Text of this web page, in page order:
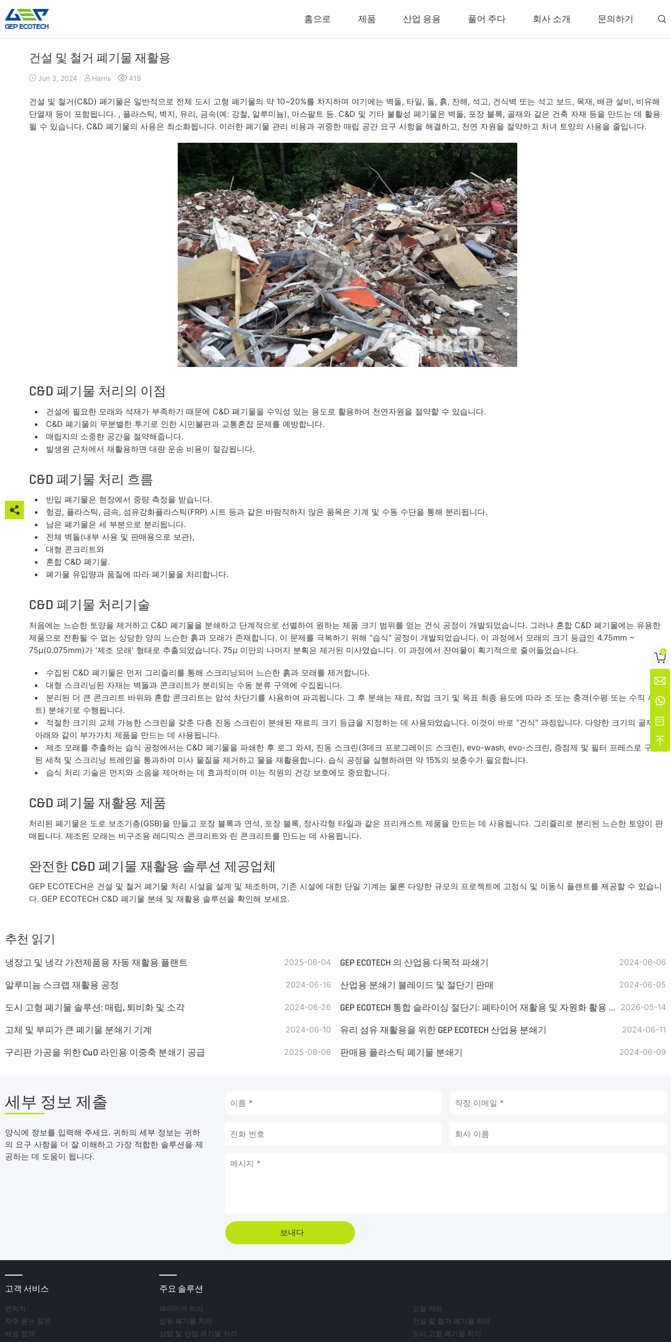
홈으로 제품
슈레더 기계
이중 샤프트 슈레더
단일 샤프트 슈레더
4축 슈레더
사전 파쇄기는
크러셔 기계
턱 크러셔
임팩트 크러셔
콘 크러셔
RDF 펠릿 기계
범용 과립기
고무 그라인더
이동식 파쇄기 플랜트
모바일 크러셔 플랜트
고무 분쇄 유닛
이동식 열분해 플랜트
와전류 분리기
자기 분리기
타이어 래스퍼
산업 응용 풀어 주다 회사 소개 문의하기 
건설 및 철거 폐기물 재활용
Jun 3, 2024 Harris 419
건설 및 철거(C&D) 폐기물은 일반적으로 전체 도시 고형 폐기물의 약 10~20%를 차지하며 여기에는 벽돌, 타일, 돌, 흙, 잔해, 석고, 건식벽 또는 석고 보드, 목재, 배관 설비, 비유해
단열재 등이 포함됩니다. , 플라스틱, 벽지, 유리, 금속(예: 강철, 알루미늄), 아스팔트 등. C&D 및 기타 불활성 폐기물은 벽돌, 포장 블록, 골재와 같은 건축 자재 등을 만드는 데 활용
될 수 있습니다. C&D 폐기물의 사용은 최소화됩니다. 이러한 폐기물 관리 비용과 귀중한 매립 공간 요구 사항을 해결하고, 천연 자원을 절약하고 처녀 토양의 사용을 줄입니다.
C&D 폐기물 처리의 이점
건설에 필요한 모래와 석재가 부족하기 때문에 C&D 폐기물을 수익성 있는 용도로 활용하여 천연자원을 절약할 수 있습니다.
C&D 폐기물의 무분별한 투기로 인한 시민불편과 교통혼잡 문제를 예방합니다.
매립지의 소중한 공간을 절약해줍니다.
발생원 근처에서 재활용하면 대량 운송 비용이 절감됩니다.
C&D 폐기물 처리 흐름
반입 폐기물은 현장에서 중량 측정을 받습니다.
헝겊, 플라스틱, 금속, 섬유강화플라스틱(FRP) 시트 등과 같은 바람직하지 않은 품목은 기계 및 수동 수단을 통해 분리됩니다.
남은 폐기물은 세 부분으로 분리됩니다.
전체 벽돌(내부 사용 및 판매용으로 보관),
대형 콘크리트와
혼합 C&D 폐기물.
폐기물 유입량과 품질에 따라 폐기물을 처리합니다.
C&D 폐기물 처리기술
처음에는 느슨한 토양을 제거하고 C&D 폐기물을 분쇄하고 단계적으로 선별하여 원하는 제품 크기 범위를 얻는 건식 공정이 개발되었습니다. 그러나 혼합 C&D 폐기물에는 유용한
제품으로 전환될 수 없는 상당한 양의 느슨한 흙과 모래가 존재합니다. 이 문제를 극복하기 위해 "습식" 공정이 개발되었습니다. 이 과정에서 모래의 크기 등급인 4.75mm ~
75μ(0.075mm)가 '제조 모래' 형태로 추출되었습니다. 75μ 미만의 나머지 분획은 제거된 미사였습니다. 이 과정에서 잔여물이 획기적으로 줄어들었습니다.
수집된 C&D 폐기물은 먼저 그리즐리를 통해 스크리닝되어 느슨한 흙과 모래를 제거합니다.
대형 스크리닝된 자재는 벽돌과 콘크리트가 분리되는 수동 분류 구역에 수집됩니다.
분리된 더 큰 콘크리트 바위와 혼합 콘크리트는 암석 차단기를 사용하여 파괴됩니다. 그 후 분쇄는 재료, 작업 크기 및 목표 최종 용도에 따라 조 또는 충격(수평 또는 수직 샤프
트) 분쇄기로 수행됩니다.
적절한 크기의 교체 가능한 스크린을 갖춘 다층 진동 스크린이 분쇄된 재료의 크기 등급을 지정하는 데 사용되었습니다. 이것이 바로 "건식" 과정입니다. 다양한 크기의 골재는
아래와 같이 부가가치 제품을 만드는 데 사용됩니다.
제조 모래를 추출하는 습식 공정에서는 C&D 폐기물을 파쇄한 후 로그 와셔, 진동 스크린(3데크 프로그레이드 스크린), evo-wash, evo-스크린, 증점제 및 필터 프레스로 구성
된 세척 및 스크리닝 트레인을 통과하여 미사 물질을 제거하고 물을 재활용합니다. 습식 공정을 실행하려면 약 15%의 보충수가 필요합니다.
습식 처리 기술은 먼지와 소음을 제어하는 데 효과적이며 이는 직원의 건강 보호에도 중요합니다.
C&D 폐기물 재활용 제품
처리된 폐기물은 도로 보조기층(GSB)을 만들고 포장 블록과 연석, 포장 블록, 정사각형 타일과 같은 프리캐스트 제품을 만드는 데 사용됩니다. 그리즐리로 분리된 느슨한 토양이 판
매됩니다. 제조된 모래는 비구조용 레디믹스 콘크리트와 린 콘크리트를 만드는 데 사용됩니다.
완전한 C&D 폐기물 재활용 솔루션 제공업체
GEP ECOTECH은 건설 및 철거 폐기물 처리 시설을 설계 및 제조하며, 기존 시설에 대한 단일 기계는 물론 다양한 규모의 프로젝트에 고정식 및 이동식 플랜트를 제공할 수 있습니
다. GEP ECOTECH C&D 폐기물 분쇄 및 재활용 솔루션을 확인해 보세요.

추천 읽기
냉장고 및 냉각 가전제품용 자동 재활용 플랜트 2025-06-04 GEP ECOTECH 의 산업용 다목적 파쇄기 2024-06-06
알루미늄 스크랩 재활용 공정 2024-06-16 산업용 분쇄기 블레이드 및 절단기 판매 2024-06-05
도시 고형 폐기물 솔루션: 매립, 퇴비화 및 소각 2024-06-26 GEP ECOTECH 통합 슬라이싱 절단기: 폐타이어 재활용 및 자원화 활용 지원 2026-05-14
고체 및 부피가 큰 폐기물 분쇄기 기계 2024-06-10 유리 섬유 재활용을 위한 GEP ECOTECH 산업용 분쇄기 2024-06-11
구리판 가공을 위한 CuO 라인용 이중축 분쇄기 공급 2025-08-06 판매용 플라스틱 폐기물 분쇄기 2024-06-09
세부 정보 제출
양식에 정보를 입력해 주세요. 귀하의 세부 정보는 귀하
의 요구 사항을 더 잘 이해하고 가장 적합한 솔루션을 제
공하는 데 도움이 됩니다.
보내다
고객 서비스
연락처
자주 묻는 질문
배송 정책
주요 솔루션
폐타이어 처리
고철 처리
섬유 폐기물 처리
건설 및 철거 폐기물 처리
상업 및 산업 폐기물 처리
도시 고형 폐기물 처리

0



